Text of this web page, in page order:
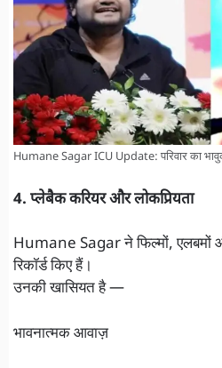
Humane Sagar ICU Update: परिवार का
4. प्लेबैक करियर और लोकप्रियता
Humane Sagar ने फिल्मों, एलबमों
रिकॉर्ड किए हैं।
उनकी खासियत है —
भावनात्मक आवाज़